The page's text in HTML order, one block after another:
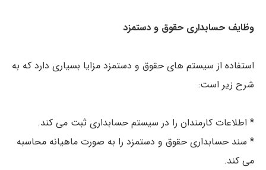
وظایف حسابداری حقوق و دستمزد
استفاده از سیستم های حقوق و دستمزد مزایا بسیاری دارد که به
شرح زیر است:
* اطلاعات کارمندان را در سیستم حسابداری ثبت می کند.
* سند حسابداری حقوق و دستمزد را به صورت ماهیانه محاسبه
می کند.